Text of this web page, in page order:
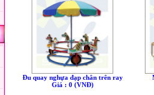
Đu quay nghựa đạp chân trên ray
Giá : 0 (VNÐ)